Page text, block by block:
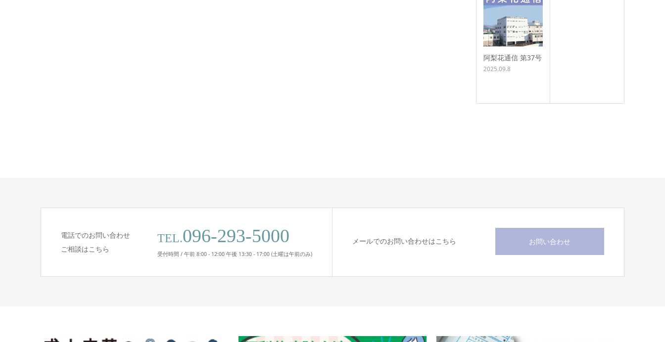
阿梨花通信 第37号
2025.09.8
電話でのお問い合わせ
ご相談はこちら
TEL.096-293-5000
受付時間 / 午前 8:00 - 12:00 午後 13:30 - 17:00 (土曜は午前のみ)
メールでのお問い合わせはこちら お問い合わせ